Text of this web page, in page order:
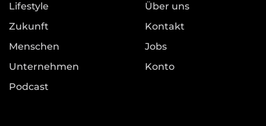
Lifestyle
Zukunft
Menschen
Unternehmen
Podcast
Über uns
Kontakt
Jobs
Konto